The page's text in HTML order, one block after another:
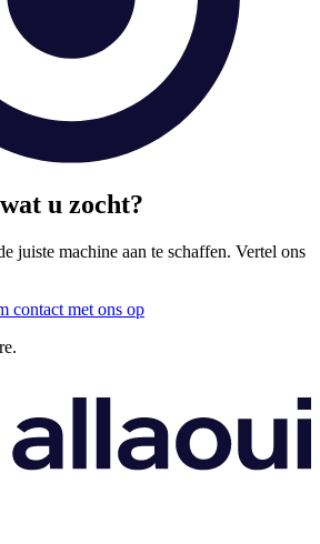
u zocht?
juiste machine aan te schaffen. Vertel ons
contact met ons op